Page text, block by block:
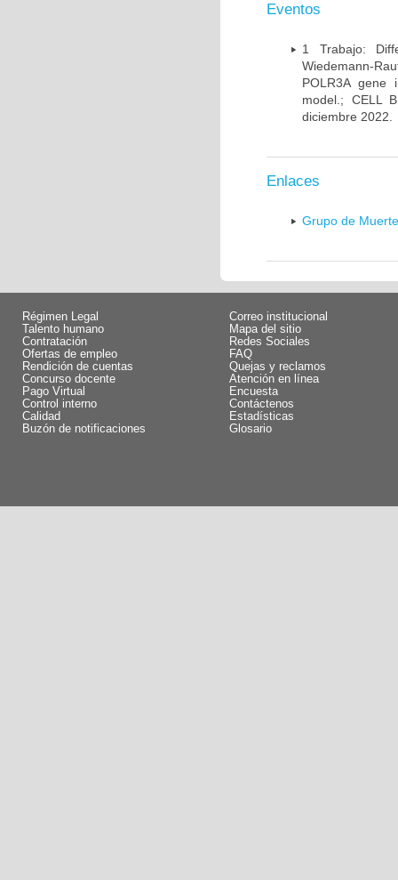
Eventos
1 Trabajo:
Wiedemann-
POLR3A gene
model.; CELL
diciembre 2022.
Enlaces
Grupo de
Régimen Legal
Talento humano
Contratación
Ofertas de empleo
Rendición de cuentas
Concurso docente
Pago Virtual
Control interno
Calidad
Buzón de notificaciones
Correo institucional
Mapa del sitio
Redes Sociales
FAQ
Quejas y reclamos
Atención en línea
Encuesta
Contáctenos
Estadísticas
Glosario